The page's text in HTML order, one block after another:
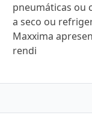
pneumáticas ou
a seco ou
Maxxima
rendi